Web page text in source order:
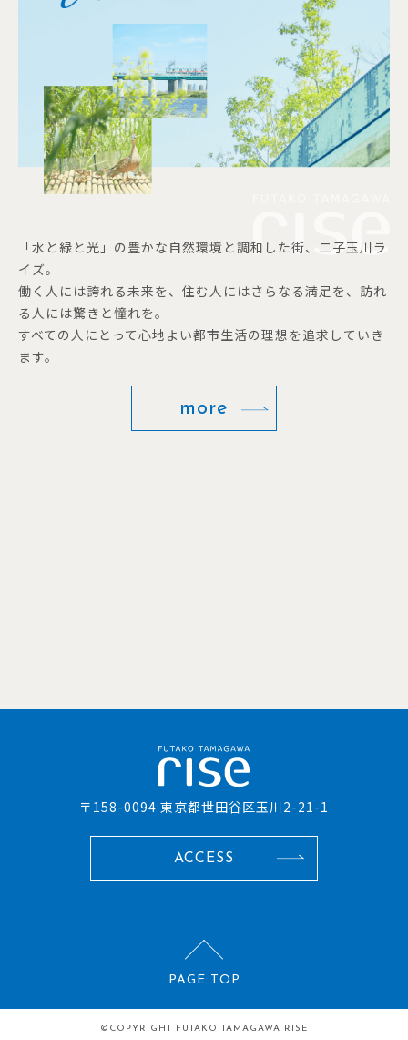
「水と緑と光」の豊かな自然環境と調和した街、二子玉川ラ
イズ。
働く人には誇れる未来を、住む人にはさらなる満足を、訪れ
る人には驚きと憧れを。
すべての人にとって心地よい都市生活の理想を追求していき
ます。
more
〒158-0094 東京都世田谷区玉川2-21-1
ACCESS
PAGE TOP
©COPYRIGHT FUTAKO TAMAGAWA RISE